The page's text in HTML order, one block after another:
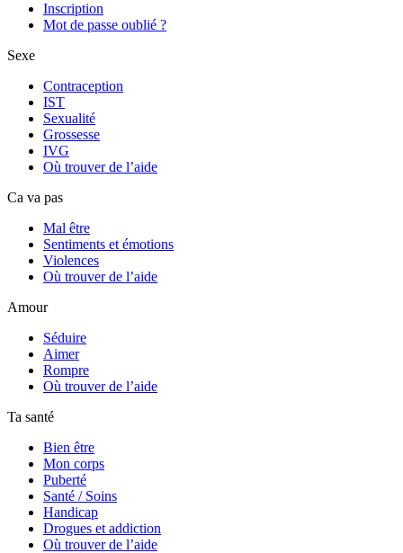
Inscription
Mot de passe oublié ?
Sexe
Contraception
IST
Sexualité
Grossesse
IVG
Où trouver de l’aide
Ca va pas
Mal être
Sentiments et émotions
Violences
Où trouver de l’aide
Amour
Séduire
Aimer
Rompre
Où trouver de l’aide
Ta santé
Bien être
Mon corps
Puberté
Santé / Soins
Handicap
Drogues et addiction
Où trouver de l’aide